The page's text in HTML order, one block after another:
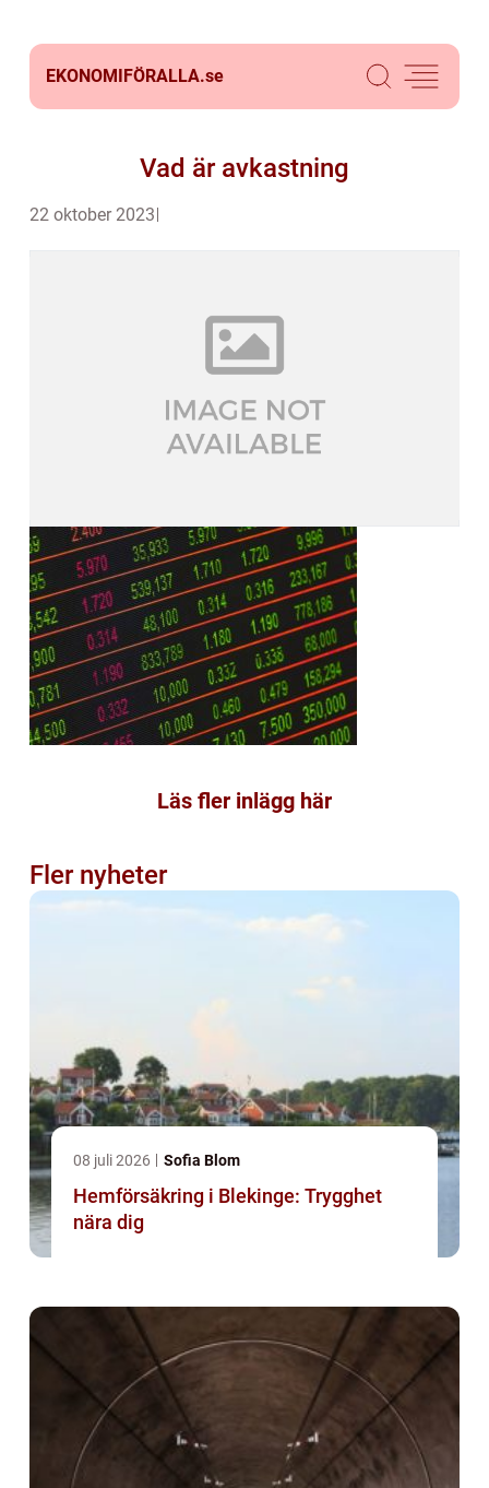
EKONOMIFÖRALLA.se
Vad är avkastning
22 oktober 2023
Läs fler inlägg här
Fler nyheter
08 juli 2026 Sofia Blom
Hemförsäkring i Blekinge: Trygghet
nära dig